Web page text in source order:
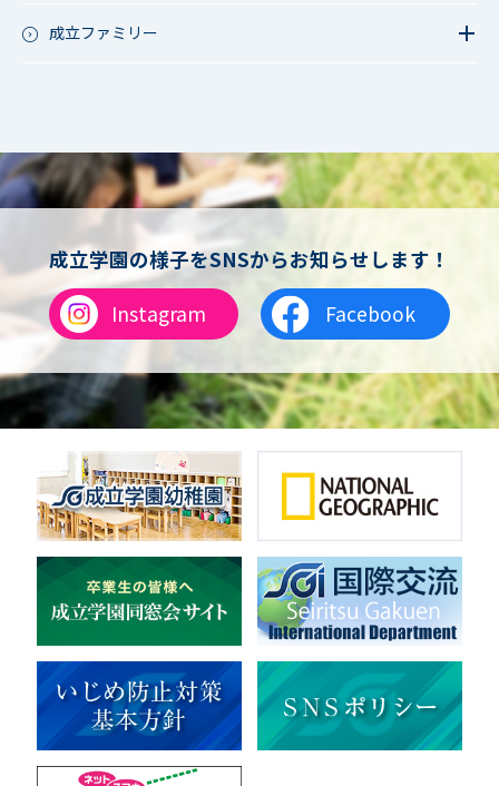
軟式野球
女子バスケットボール
男女バスケットボール（中学）
男子バドミントン
女子バドミントン
チアリーディング
総合格闘技
合気道
女子テニス
男子バレーボール
体操
ダンス
英会話
音楽（コーラス）
地域ボランティア
美術
マルチメディア
ライフワーク
新日本芸能
宇宙探究
赤門倶楽部
成立ファミリー
成立学園の様子をSNSからお知らせします！
Instagram
Facebook